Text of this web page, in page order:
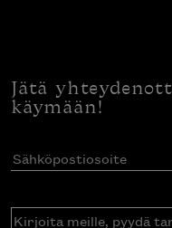
Jätä
käymään!
Sähköpostiosoite
Kirjoita